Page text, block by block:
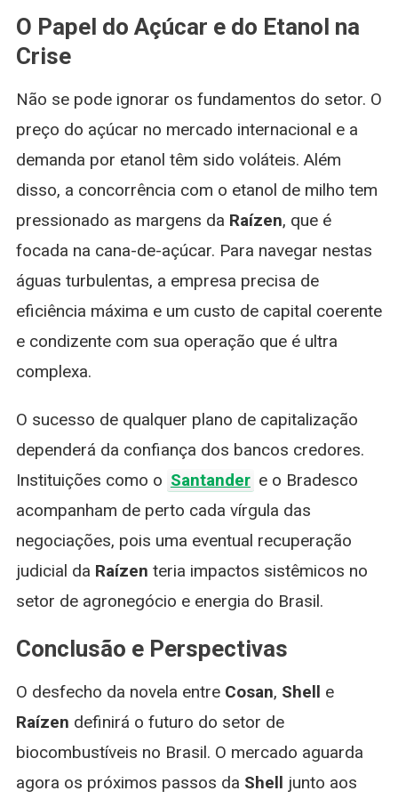
O Papel do Açúcar e do Etanol na
Crise
Não se pode ignorar os fundamentos do setor. O
preço do açúcar no mercado internacional e a
demanda por etanol têm sido voláteis. Além
disso, a concorrência com o etanol de milho tem
pressionado as margens da Raízen, que é
focada na cana-de-açúcar. Para navegar nestas
águas turbulentas, a empresa precisa de
eficiência máxima e um custo de capital coerente
e condizente com sua operação que é ultra
complexa.
O sucesso de qualquer plano de capitalização
dependerá da confiança dos bancos credores.
Instituições como o Santander e o Bradesco
acompanham de perto cada vírgula das
negociações, pois uma eventual recuperação
judicial da Raízen teria impactos sistêmicos no
setor de agronegócio e energia do Brasil.
Conclusão e Perspectivas
O desfecho da novela entre Cosan, Shell e
Raízen definirá o futuro do setor de
biocombustíveis no Brasil. O mercado aguarda
agora os próximos passos da Shell junto aos